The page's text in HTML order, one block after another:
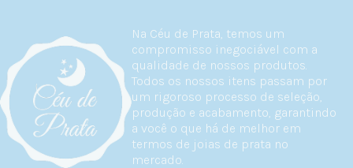
Na Céu de Prata, temos um
compromisso inegociável com a
qualidade de nossos produtos.
Todos os nossos itens passam por
um rigoroso processo de seleção,
produção e acabamento, garantindo
a você o que há de melhor em
termos de joias de prata no
mercado.